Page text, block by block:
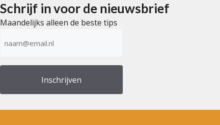
Schrijf in voor de nieuwsbrief
Maandelijks alleen de beste tips
mailadres